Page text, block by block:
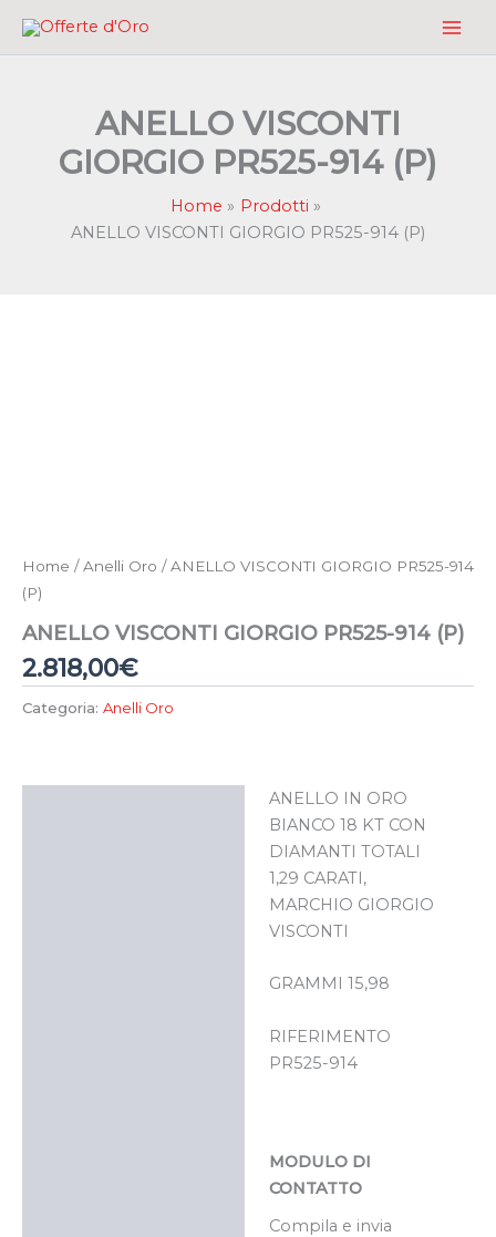
ANELLO VISCONTI
GIORGIO PR525-914 (P)
Home
Prodotti
ANELLO VISCONTI GIORGIO PR525-914 (P)
Home /Anelli Oro / ANELLO VISCONTI GIORGIO PR525-914
(P)
ANELLO VISCONTI GIORGIO PR525-914 (P)
2.818,00€
Categoria: Anelli Oro
ANELLO IN ORO
BIANCO 18 KT CON
DIAMANTI TOTALI
1,29 CARATI,
MARCHIO GIORGIO
VISCONTI
GRAMMI 15,98
RIFERIMENTO
PR525-914
MODULO DI
CONTATTO
Compila e invia